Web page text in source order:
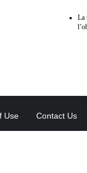
La
Use Contact Us